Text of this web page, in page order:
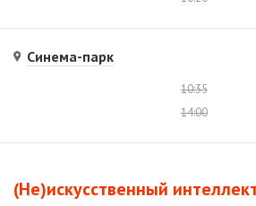
Синема-парк
10:35
14:00
(Не)искусственный